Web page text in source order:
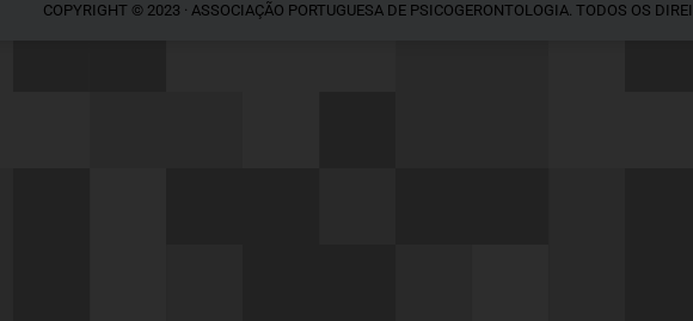
COPYRIGHT © 2023 · ASSOCIAÇÃO PORTUGUESA DE PSICOGERONTOLOGIA. TODOS OS